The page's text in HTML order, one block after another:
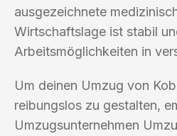
ausgezeichnete
Wirtschaftslage ist stabil
Arbeitsmöglichkeiten in
Um deinen Umzug von
reibungslos zu gestalten,
Umzugsunternehmen